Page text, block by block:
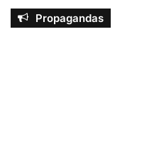
Propagandas